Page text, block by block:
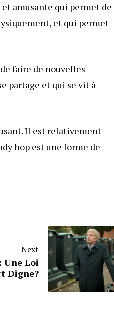
amusante qui permet de
et qui permet
faire de nouvelles
partage et qui se vit à
Il est relativement
hop est une forme de
Next
Une Loi
Digne?